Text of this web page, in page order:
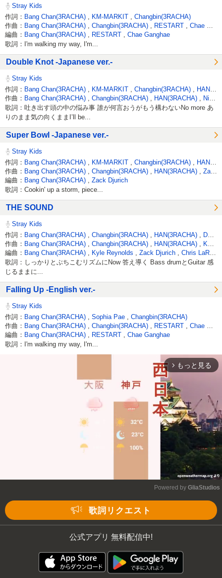
Stray Kids
作詞： Bang Chan(3RACHA) KM-MARKIT
Changbin(3RACHA)
作曲： Bang Chan(3RACHA) Changbin(3RACHA) RESTART
Chae Ganghae
編曲： Bang Chan(3RACHA) RESTART Chae Ganghae
歌詞：I'm walking my way, I'm...
Double Knot -Japanese ver.-
Stray Kids
作詞： Bang Chan(3RACHA) KM-MARKIT Changbin(3RACHA)
HAN(3RACHA)
作曲： Bang Chan(3RACHA) Changbin(3RACHA) HAN(3RACHA) Nick Furlong
歌詞：吐き出す頭の中の悩み事 誰が何言おうがもう構わないNo more あ
りのまま気の向くままI’ll be...
Super Bowl -Japanese ver.-
Stray Kids
作詞： Bang Chan(3RACHA) KM-MARKIT Changbin(3RACHA)
HAN(3RACHA)
作曲： Bang Chan(3RACHA) Changbin(3RACHA) HAN(3RACHA)
Zack Djurich
編曲： Bang Chan(3RACHA) Zack Djurich
歌詞：Cookin' up a storm, piece...
THE SOUND
Stray Kids
作詞： Bang Chan(3RACHA) Changbin(3RACHA) HAN(3RACHA)
D&H(PURPLE NIGHT)
作曲： Bang Chan(3RACHA) Changbin(3RACHA) HAN(3RACHA)
Kyle Reynolds
編曲： Bang Chan(3RACHA) Kyle Reynolds Zack Djurich Chris LaRocca
歌詞：しっかりとぶちこむリズムにNow 答え導く Bass drumとGuitar 感
じるままに...
Falling Up -English ver.-
Stray Kids
作詞： Bang Chan(3RACHA) Sophia Pae
Changbin(3RACHA)
作曲： Bang Chan(3RACHA) Changbin(3RACHA) RESTART
Chae Ganghae
編曲： Bang Chan(3RACHA) RESTART Chae Ganghae
歌詞：I'm walking my way, I'm...
arrow_forward_ios もっと見る
Powered by GliaStudios
歌詞リクエスト
公式アプリ 無料配信中!